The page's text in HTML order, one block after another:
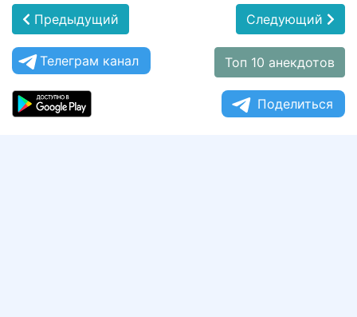
Предыдущий Следующий
Телеграм канал Топ 10 анекдотов
Поделиться